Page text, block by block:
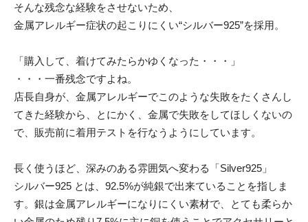
そんな残念な経験をさせないため、
金属アレルギー症状の起こりにくい“シルバー925”を採用。
「購入して、着けてみたらかゆくなった・・・」
・・・一番残念ですよね。
店長自身が、金属アレルギーでこのような失敗をたくさんし
てきた経験から、とにかく、金属で失敗をしてほしくないの
で、販売前に着用テストを行なうようにしています。
長く使うほど、深みのある雰囲気へ変わる「Silver925」
シルバー925 とは、92.5%が純銀で出来ていることを指しま
す。銀は金属アレルギーになりにくい素材で、とても柔らか